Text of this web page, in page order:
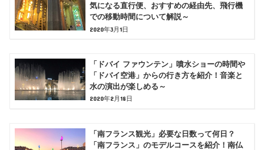
気になる直行便、おすすめの経由先、飛行機
での移動時間について解説～
2020年3月1日
「ドバイ ファウンテン」噴水ショーの時間や
「ドバイ空港」からの行き方を紹介！音楽と
水の演出が楽しめる～
2020年2月18日
「南フランス観光」必要な日数って何日？
「南フランス」のモデルコースを紹介！南仏